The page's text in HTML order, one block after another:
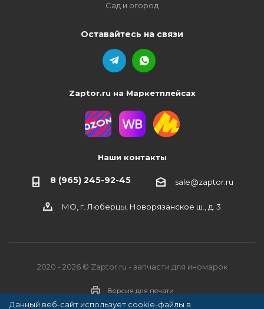
Сад и огород
Оставайтесь на связи
Zaptor.ru на Маркетплейсах
Наши контакты
8 (965) 245-92-45 sale@zaptor.ru
МО, г. Люберцы, Новорязанское ш., д. 3
2020 - 2026 © Zaptor.ru - запчасти для иномарок
Версия для печати
Данный веб-сайт использует cookie-файлы в